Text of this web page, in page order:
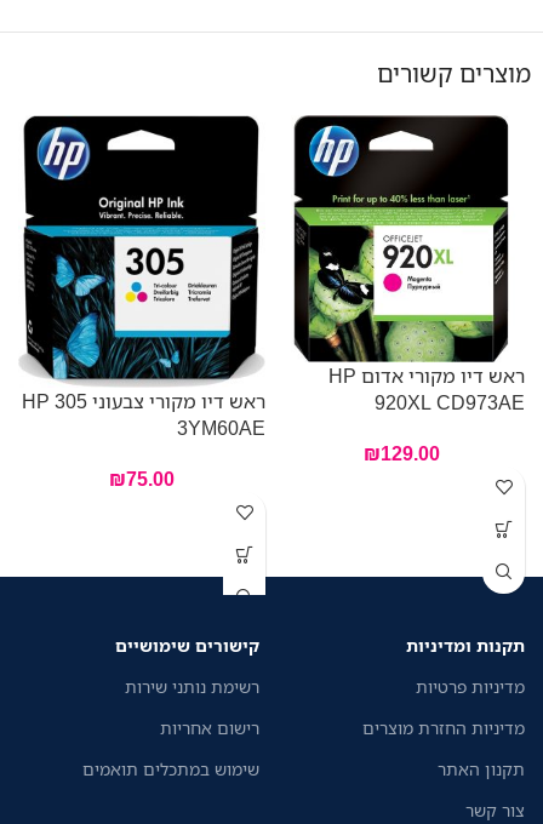
מוצרים קשורים
ראש דיו מקורי אדום HP
920XL CD973AE
₪129.00
ראש דיו מקורי צבעוני HP 305
3YM60AE
₪75.00
תקנות ומדיניות
מדיניות פרטיות
מדיניות החזרת מוצרים
תקנון האתר
צור קשר
קישורים שימושיים
רשימת נותני שירות
רישום אחריות
שימוש במתכלים תואמים